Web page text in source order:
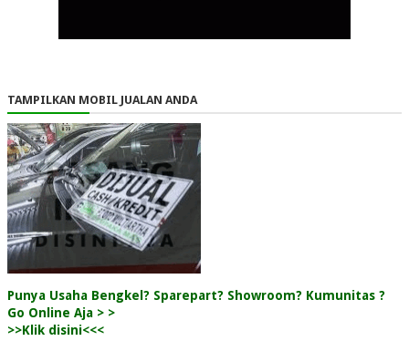
TAMPILKAN MOBIL JUALAN ANDA
Punya Usaha Bengkel? Sparepart? Showroom? Kumunitas ?
Go Online Aja > >
>>Klik disini<<<